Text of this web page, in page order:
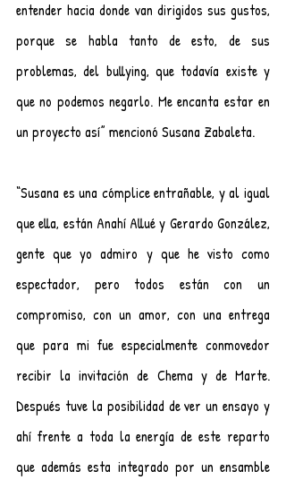
entender hacia donde van dirigidos sus gustos,
porque se habla tanto de esto, de sus
problemas, del bullying, que todavía existe y
que no podemos negarlo. Me encanta estar en
un proyecto así” mencionó Susana Zabaleta.
“Susana es una cómplice entrañable, y al igual
que ella, están Anahí Allué y Gerardo González,
gente que yo admiro y que he visto como
espectador, pero todos están con un
compromiso, con un amor, con una entrega
que para mi fue especialmente conmovedor
recibir la invitación de Chema y de Marte.
Después tuve la posibilidad de ver un ensayo y
ahí frente a toda la energía de este reparto
que además esta integrado por un ensamble